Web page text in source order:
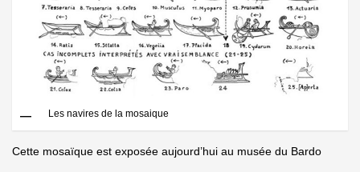
Les navires de la mosaique
Cette mosaïque est exposée aujourd’hui au musée du Bardo